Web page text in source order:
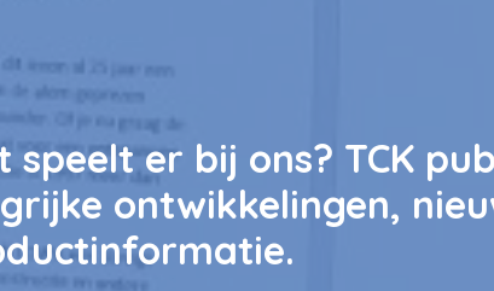
er bij ons? TCK
ontwikkelingen,